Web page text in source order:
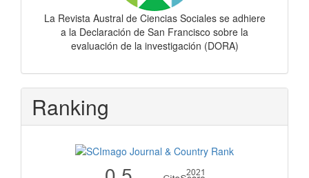
La Revista Austral de Ciencias Sociales se adhiere
a la Declaración de San Francisco sobre la
evaluación de la investigación (DORA)
Ranking